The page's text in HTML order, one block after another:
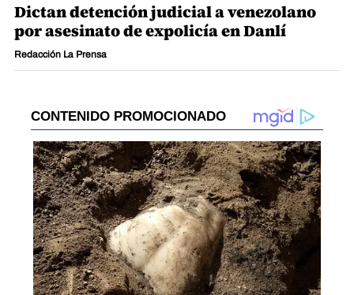
Dictan detención judicial a venezolano
por asesinato de expolicía en Danlí
Redacción La Prensa